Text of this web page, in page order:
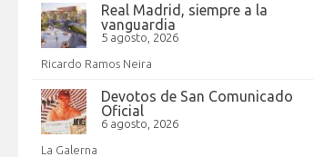
Real Madrid, siempre a la
vanguardia
5 agosto, 2026
Ricardo Ramos Neira
Devotos de San Comunicado
Oficial
6 agosto, 2026
La Galerna